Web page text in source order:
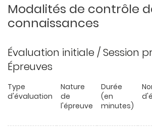
Modalités de contrôle
connaissances
Évaluation initiale / Session
Épreuves
Type
d'évaluation
Nature
de
l'épreuve
Durée
(en
minutes)